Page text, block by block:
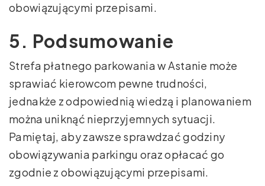
obowiązującymi przepisami.
5. Podsumowanie
Strefa płatnego parkowania w Astanie może
sprawiać kierowcom pewne trudności,
jednakże z odpowiednią wiedzą i planowaniem
można uniknąć nieprzyjemnych sytuacji.
Pamiętaj, aby zawsze sprawdzać godziny
obowiązywania parkingu oraz opłacać go
zgodnie z obowiązującymi przepisami.